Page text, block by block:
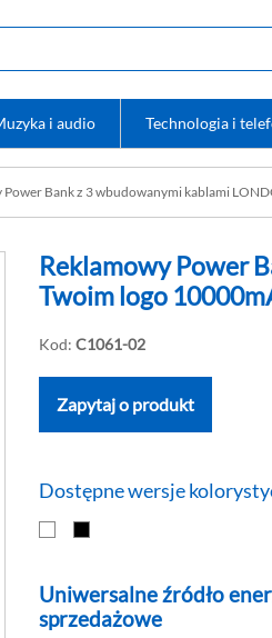
i audio Technologia i
Power Bank z 3 wbudowanymi kablami
Reklamowy Power
Twoim logo
Kod:C1061-02
Zapytaj o produkt
Dostępne wersje
Uniwersalne źródło
sprzedażowe